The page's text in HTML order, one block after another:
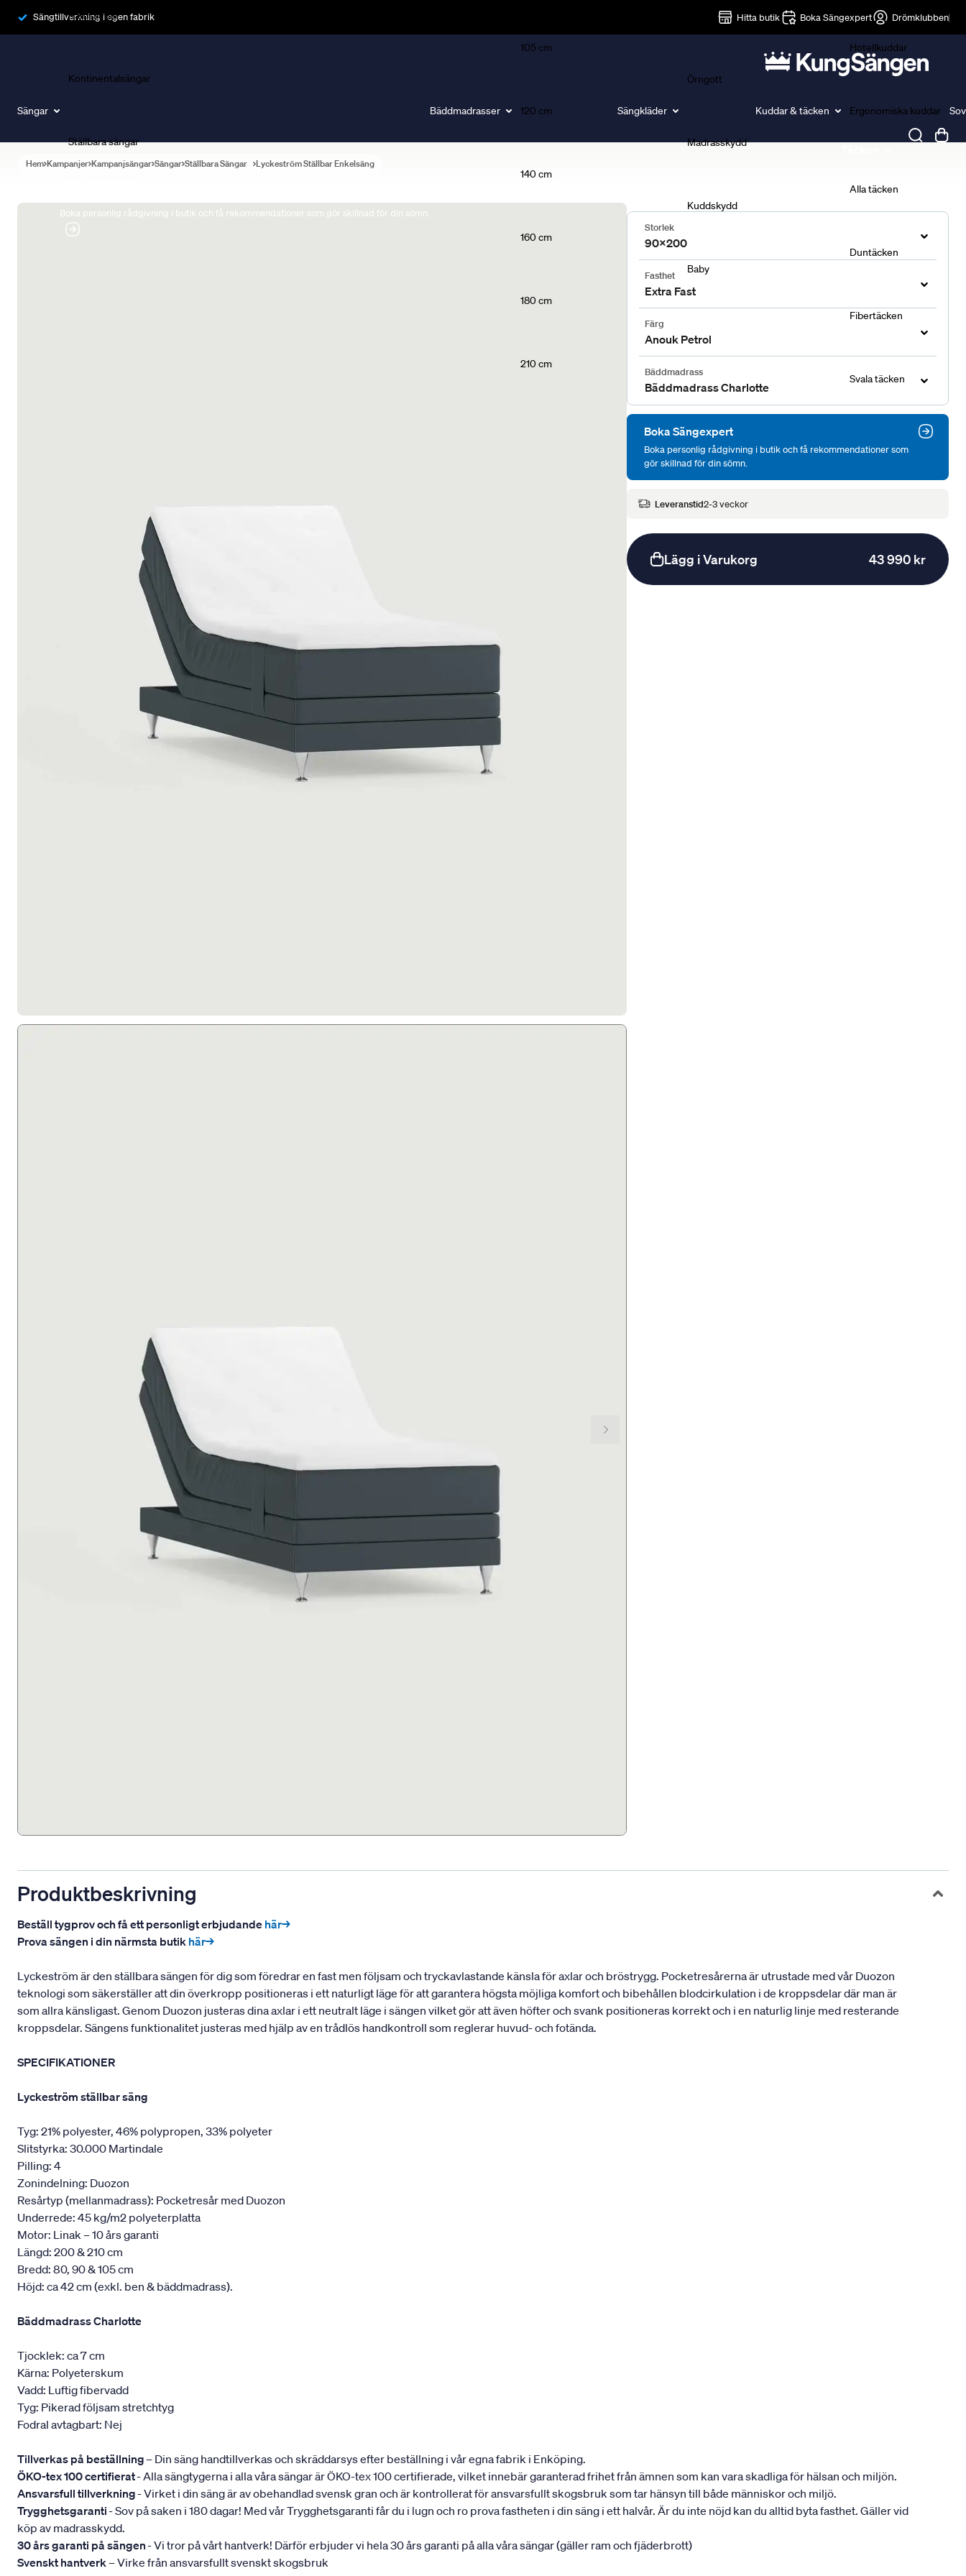
Sängtillverkning i egen fabrik Hitta butik Boka Sängexpert Drömklubben
Sängar
Ramsängar
Kontinentalsängar
Ställbara sängar
Boka personlig rådgivning i butik och få rekommendationer som gör skillnad för din sömn.
Bäddmadrasser
105 cm
120 cm
140 cm
160 cm
180 cm
210 cm
Sängkläder
Örngott
Madrasskydd
Kuddskydd
Baby
Kuddar & täcken
Hotellkuddar
Ergonomiska kuddar
Alla täcken
Duntäcken
Fibertäcken
Svala täcken
Hem Kampanjer Kampanjsängar Sängar Ställbara Sängar Lyckeström Ställbar Enkelsäng
Storlek
90x200
Fasthet
Extra Fast
Färg
Anouk Petrol
Bäddmadrass
Bäddmadrass Charlotte
Boka Sängexpert
Boka personlig rådgivning i butik och få rekommendationer som
gör skillnad för din sömn.
Leveranstid2-3 veckor
Lägg i Varukorg 43 990 kr
Produktbeskrivning
Beställ tygprov och få ett personligt erbjudande här→
Prova sängen i din närmsta butik här→
Lyckeström är den ställbara sängen för dig som föredrar en fast men följsam och tryckavlastande känsla för axlar och bröstrygg. Pocketresårerna är utrustade med vår Duozon
teknologi som säkerställer att din överkropp positioneras i ett naturligt läge för att garantera högsta möjliga komfort och bibehållen blodcirkulation i de kroppsdelar där man är
som allra känsligast. Genom Duozon justeras dina axlar i ett neutralt läge i sängen vilket gör att även höfter och svank positioneras korrekt och i en naturlig linje med resterande
kroppsdelar. Sängens funktionalitet justeras med hjälp av en trådlös handkontroll som reglerar huvud- och fotända.
SPECIFIKATIONER
Lyckeström ställbar säng
Tyg: 21% polyester, 46% polypropen, 33% polyeter
Slitstyrka: 30.000 Martindale
Pilling: 4
Zonindelning: Duozon
Resårtyp (mellanmadrass): Pocketresår med Duozon
Underrede: 45 kg/m2 polyeterplatta
Motor: Linak – 10 års garanti
Längd: 200 & 210 cm
Bredd: 80, 90 & 105 cm
Höjd: ca 42 cm (exkl. ben & bäddmadrass).
Bäddmadrass Charlotte
Tjocklek: ca 7 cm
Kärna: Polyeterskum
Vadd: Luftig fibervadd
Tyg: Pikerad följsam stretchtyg
Fodral avtagbart: Nej
Tillverkas på beställning– Din säng handtillverkas och skräddarsys efter beställning i vår egna fabrik i Enköping.
ÖKO-tex 100 certifierat- Alla sängtygerna i alla våra sängar är ÖKO-tex 100 certifierade, vilket innebär garanterad frihet från ämnen som kan vara skadliga för hälsan och miljön.
Ansvarsfull tillverkning- Virket i din säng är av obehandlad svensk gran och är kontrollerat för ansvarsfullt skogsbruk som tar hänsyn till både människor och miljö.
Trygghetsgaranti- Sov på saken i 180 dagar! Med vår Trygghetsgaranti får du i lugn och ro prova fastheten i din säng i ett halvår. Är du inte nöjd kan du alltid byta fasthet. Gäller vid
köp av madrasskydd.
30 års garanti på sängen- Vi tror på vårt hantverk! Därför erbjuder vi hela 30 års garanti på alla våra sängar (gäller ram och fjäderbrott)
Svenskt hantverk– Virke från ansvarsfullt svenskt skogsbruk